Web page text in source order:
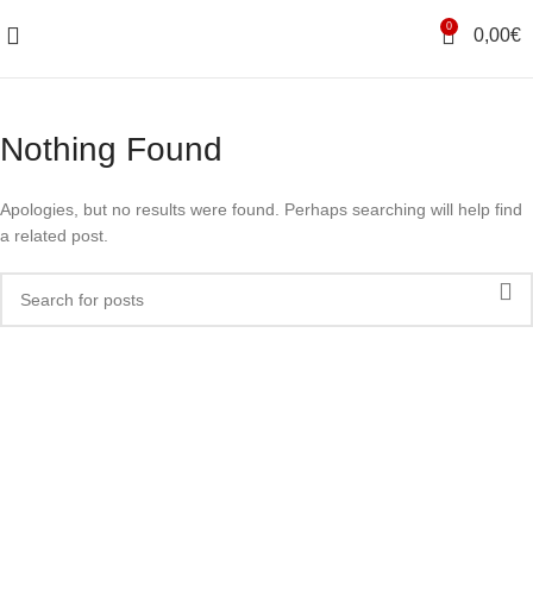
0 0,00€
Nothing Found
Apologies, but no results were found. Perhaps searching will help find
a related post.